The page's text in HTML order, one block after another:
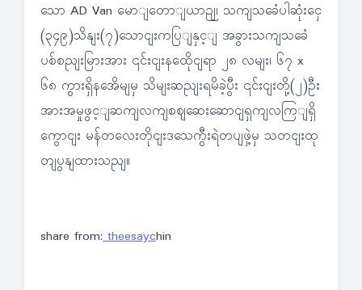
သော AD Van မောျတောျယာဉျ၊ သကျသခေံပါဆုံးငှေ
(၃၄၉)သိနျး(၇)သောငျးကပြျနှင့ျ အခွားသကျသခေံ
ပစ်စညျးမြားအား ၎င်းငျးနထေိုငျရာ ၂၈ လမျး၊ ၆၇ x
၆၈ ကွားရှိနအေိမျမှ သိမျးဆညျးရမိခဲ့ပွီး ၎င်းငျးတို့(၂)ဦး
အားအမှုဖွင့ျဆကျလကျစဈဆေးဆောငျရှကျလကြျရှိ
ကွောငျး မန်တလေးတိုငျးဒသေကွီးရဲတပျဖှဲ့မှ သတငျးထု
တျပွနျထားသညျ။
share from:theesaychin